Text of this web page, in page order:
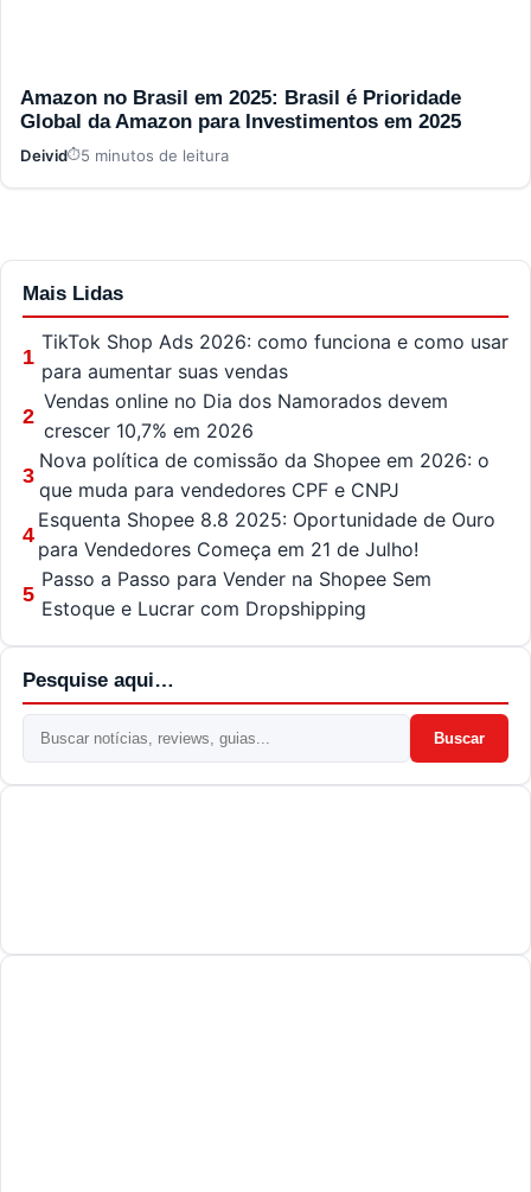
Amazon no Brasil em 2025: Brasil é Prioridade
Global da Amazon para Investimentos em 2025
Deivid 5 minutos de leitura
Mais Lidas
1
TikTok Shop Ads 2026: como funciona e como usar
para aumentar suas vendas
2
Vendas online no Dia dos Namorados devem
crescer 10,7% em 2026
3
Nova política de comissão da Shopee em 2026: o
que muda para vendedores CPF e CNPJ
4
Esquenta Shopee 8.8 2025: Oportunidade de Ouro
para Vendedores Começa em 21 de Julho!
5
Passo a Passo para Vender na Shopee Sem
Estoque e Lucrar com Dropshipping
Pesquise aqui…
Buscar